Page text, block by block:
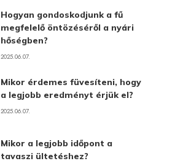
Hogyan gondoskodjunk a fű
megfelelő öntözéséről a nyári
hőségben?
2025.06.07.
Mikor érdemes füvesíteni, hogy
a legjobb eredményt érjük el?
2025.06.07.
Mikor a legjobb időpont a
tavaszi ültetéshez?